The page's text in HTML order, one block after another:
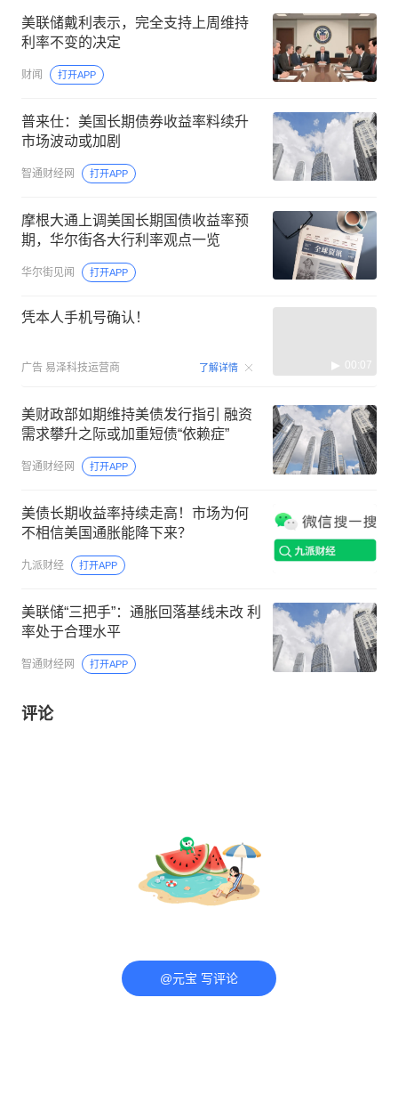
美联储戴利表示，完全支持上周维持
利率不变的决定
财闻 打开APP
普来仕：美国长期债券收益率料续升
市场波动或加剧
智通财经网 打开APP
摩根大通上调美国长期国债收益率预
期，华尔街各大行利率观点一览
华尔街见闻 打开APP
凭本人手机号确认！
广告 易泽科技运营商 了解详情 00:07
美财政部如期维持美债发行指引 融资
需求攀升之际或加重短债“依赖症”
智通财经网 打开APP
美债长期收益率持续走高！市场为何
不相信美国通胀能降下来？
九派财经 打开APP
美联储“三把手”：通胀回落基线未改 利
率处于合理水平
智通财经网 打开APP
评论
@元宝 写评论